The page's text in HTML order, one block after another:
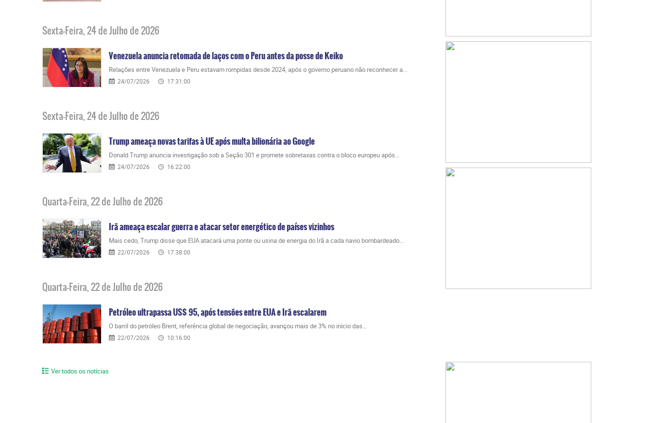
Sexta-Feira, 24 de Julho de 2026
Venezuela anuncia retomada de laços com o Peru antes da posse de Keiko
Relações entre Venezuela e Peru estavam rompidas desde 2024, após o governo peruano não reconhecer a...
24/07/2026 17:31:00
Sexta-Feira, 24 de Julho de 2026
Trump ameaça novas tarifas à UE após multa bilionária ao Google
Donald Trump anuncia investigação sob a Seção 301 e promete sobretaxas contra o bloco europeu após...
24/07/2026 16:22:00
Quarta-Feira, 22 de Julho de 2026
Irã ameaça escalar guerra e atacar setor energético de países vizinhos
Mais cedo, Trump disse que EUA atacará uma ponte ou usina de energia do Irã a cada navio bombardeado...
22/07/2026 17:38:00
Quarta-Feira, 22 de Julho de 2026
Petróleo ultrapassa US$ 95, após tensões entre EUA e Irã escalarem
O barril do petróleo Brent, referência global de negociação, avançou mais de 3% no início das...
22/07/2026 10:16:00
Ver todos os notícias